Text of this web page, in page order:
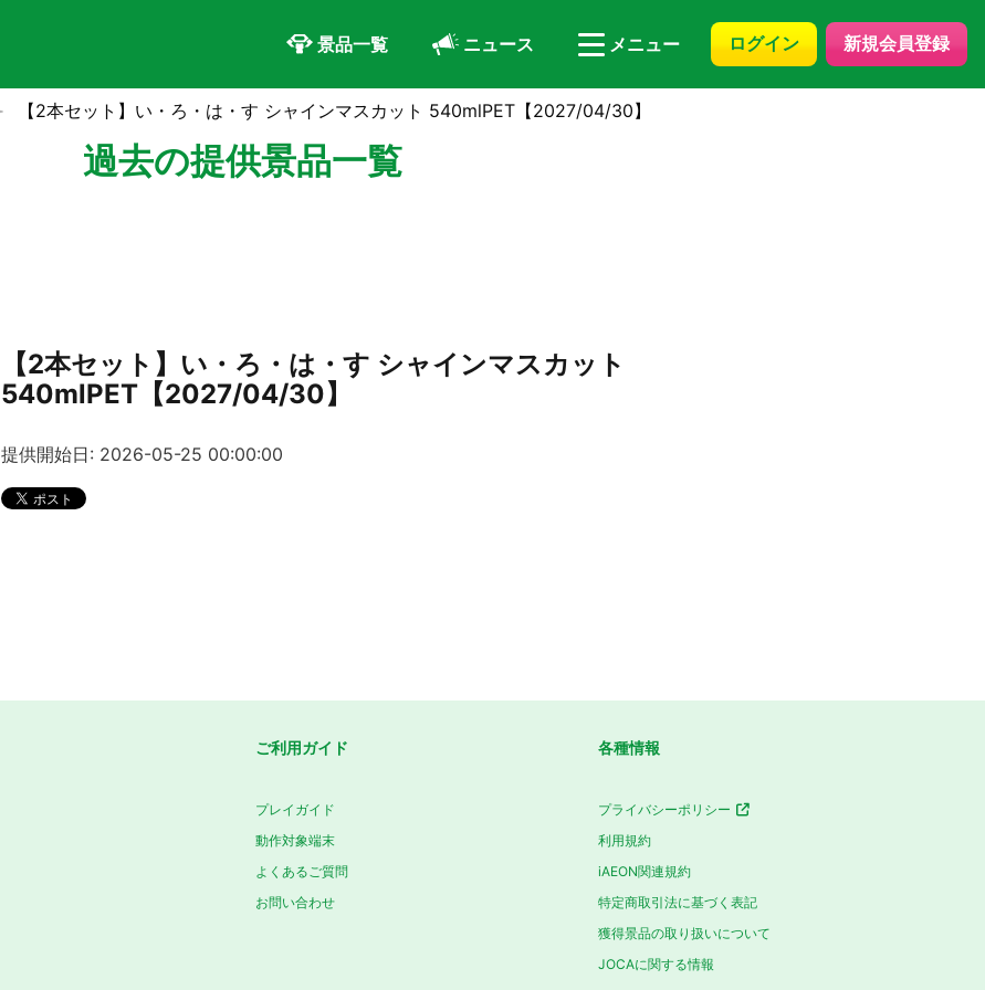
景品一覧 ニュース メニュー ログイン 新規会員登録
【2本セット】い・ろ・は・す シャインマスカット 540mlPET【2027/04/30】
過去の提供景品一覧
【2本セット】い・ろ・は・す シャインマスカット
540mlPET【2027/04/30】
提供開始日: 2026-05-25 00:00:00
ご利用ガイド
プレイガイド
動作対象端末
よくあるご質問
お問い合わせ
各種情報
プライバシーポリシー
利用規約
iAEON関連規約
特定商取引法に基づく表記
獲得景品の取り扱いについて
JOCAに関する情報